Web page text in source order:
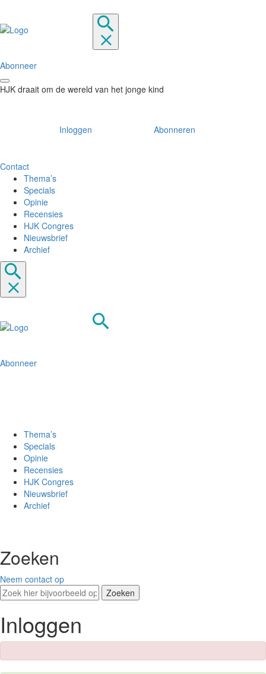
Abonneer
HJK draait om de wereld van het jonge kind
Inloggen Abonneren
Contact
Thema’s
Specials
Opinie
Recensies
HJK Congres
Nieuwsbrief
Archief
Abonneer
Thema’s
Specials
Opinie
Recensies
HJK Congres
Nieuwsbrief
Archief
Zoeken
Neem contact op
Zoeken
Inloggen